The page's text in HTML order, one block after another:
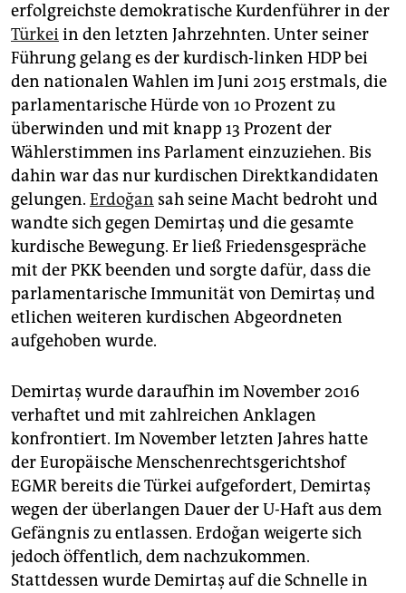
erfolgreichste demokratische Kurdenführer in der
Türkeiin den letzten Jahrzehnten. Unter seiner
Führung gelang es der kurdisch-linken HDP bei
den nationalen Wahlen im Juni 2015 erstmals, die
parlamentarische Hürde von 10 Prozent zu
überwinden und mit knapp 13 Prozent der
Wählerstimmen ins Parlament einzuziehen. Bis
dahin war das nur kurdischen Direktkandidaten
gelungen. Erdoğan sah seine Macht bedroht und
wandte sich gegen Demirtaş und die gesamte
kurdische Bewegung. Er ließ Friedensgespräche
mit der PKK beenden und sorgte dafür, dass die
parlamentarische Immunität von Demirtaş und
etlichen weiteren kurdischen Abgeordneten
aufgehoben wurde.
Demirtaş wurde daraufhin im November 2016
verhaftet und mit zahlreichen Anklagen
konfrontiert. Im November letzten Jahres hatte
der Europäische Menschenrechtsgerichtshof
EGMR bereits die Türkei aufgefordert, Demirtaş
wegen der überlangen Dauer der U-Haft aus dem
Gefängnis zu entlassen. Erdoğan weigerte sich
jedoch öffentlich, dem nachzukommen.
Stattdessen wurde Demirtaş auf die Schnelle in